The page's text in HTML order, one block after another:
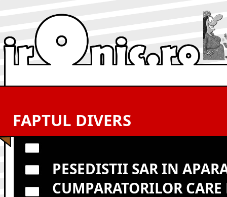
FAPTUL DIVERS
PESEDISTII SAR IN
CUMPARATORILOR